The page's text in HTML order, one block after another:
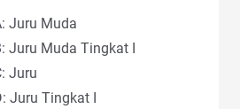
Juru Muda
Juru Muda Tingkat I
Juru
Juru Tingkat I